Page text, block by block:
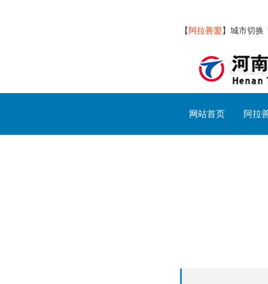
【阿拉善盟】 城市切换
网站首页 阿拉